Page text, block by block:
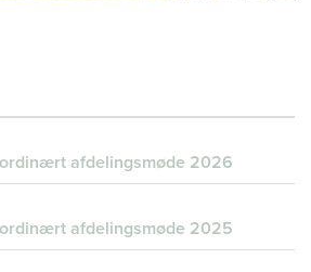
afdelingsmøde 2026
afdelingsmøde 2025